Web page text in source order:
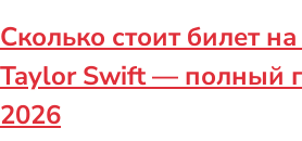
Сколько стоит билет
Taylor Swift — полный
2026